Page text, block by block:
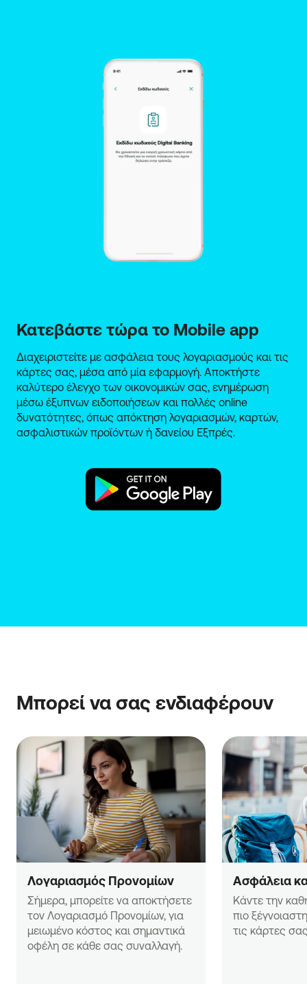
Κατεβάστε τώρα το Mobile app
Διαχειριστείτε με ασφάλεια τους λογαριασμούς και τις
κάρτες σας, μέσα από μία εφαρμογή. Αποκτήστε
καλύτερο έλεγχο των οικονομικών σας, ενημέρωση
μέσω έξυπνων ειδοποιήσεων και πολλές online
δυνατότητες, όπως απόκτηση λογαριασμών, καρτών,
ασφαλιστικών προϊόντων ή δανείου Εξπρές.
Μπορεί να σας ενδιαφέρουν
Λογαριασμός Προνομίων
Σήμερα, μπορείτε να αποκτήσετε
τον Λογαριασμό Προνομίων, για
μειωμένο κόστος και σημαντικά
οφέλη σε κάθε σας συναλλαγή.
Ασφάλεια
Κάντε την
πιο
τις κάρτες